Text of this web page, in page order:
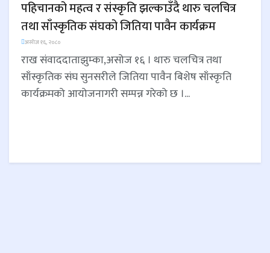
पहिचानको महत्व र संस्कृति झल्काउँदै थारु चलचित्र
तथा साँस्कृतिक संघको जितिया पावैन कार्यक्रम
असोज १६, २०८०
राख संवाददाताझुम्का,असोज १६ । थारु चलचित्र तथा
साँस्कृतिक संघ सुनसरीले जितिया पावैन बिशेष साँस्कृति
कार्यक्रमको आयोजनागरी सम्पन्न गरेको छ ।...